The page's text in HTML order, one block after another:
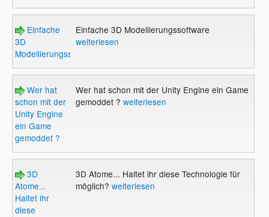
Einfache
3D
Modellierungssoftware
Einfache 3D Modellierungssoftware
weiterlesen
Wer hat
schon mit der
Unity Engine
ein Game
gemoddet ?
Wer hat schon mit der Unity Engine ein Game
gemoddet ? weiterlesen
3D
Atome...
Haltet ihr
diese
3D Atome... Haltet ihr diese Technologie für
möglich? weiterlesen